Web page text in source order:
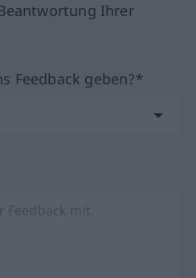
Ihrer
Feedback geben?*